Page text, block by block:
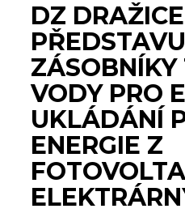
DZ DRAŽICE
ZÁSOBNÍKY
VODY PRO
UKLÁDÁNÍ
ENERGIE Z